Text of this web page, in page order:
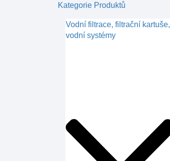
Kategorie Produktů
Vodní filtrace, filtrační kartuše,
vodní systémy